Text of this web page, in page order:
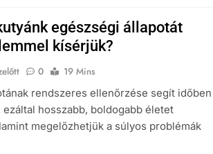
egészségi állapotát
kísérjük?
0
19 Mins
rendszeres ellenőrzése segít időben
hosszabb, boldogabb életet
megelőzhetjük a súlyos problémák